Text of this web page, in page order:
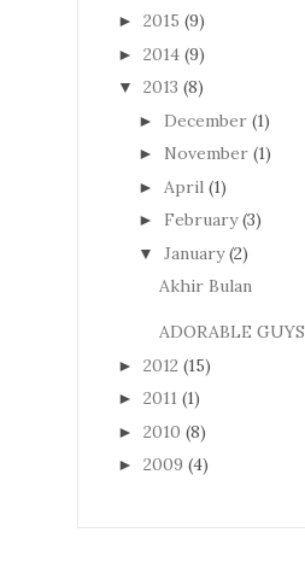
► 2015 (9)
► 2014 (9)
▼ 2013 (8)
► December (1)
► November (1)
► April (1)
► February(3)
▼ January(2)
Akhir Bulan
ADORABLE GUYS
► 2012 (15)
► 2011 (1)
► 2010 (8)
► 2009 (4)